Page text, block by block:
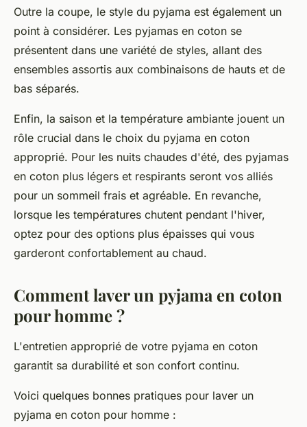
Outre la coupe, le style du pyjama est également un
point à considérer. Les pyjamas en coton se
présentent dans une variété de styles, allant des
ensembles assortis aux combinaisons de hauts et de
bas séparés.
Enfin, la saison et la température ambiante jouent un
rôle crucial dans le choix du pyjama en coton
approprié. Pour les nuits chaudes d'été, des pyjamas
en coton plus légers et respirants seront vos alliés
pour un sommeil frais et agréable. En revanche,
lorsque les températures chutent pendant l'hiver,
optez pour des options plus épaisses qui vous
garderont confortablement au chaud.
Comment laver un pyjama en coton
pour homme ?
L'entretien approprié de votre pyjama en coton
garantit sa durabilité et son confort continu.
Voici quelques bonnes pratiques pour laver un
pyjama en coton pour homme :